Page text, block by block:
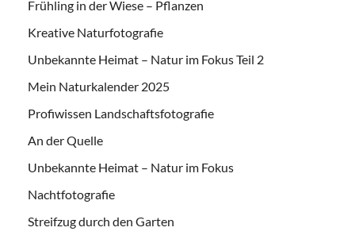
Frühling in der Wiese – Pflanzen
Kreative Naturfotografie
Unbekannte Heimat – Natur im Fokus Teil 2
Mein Naturkalender 2025
Profiwissen Landschaftsfotografie
An der Quelle
Unbekannte Heimat – Natur im Fokus
Nachtfotografie
Streifzug durch den Garten